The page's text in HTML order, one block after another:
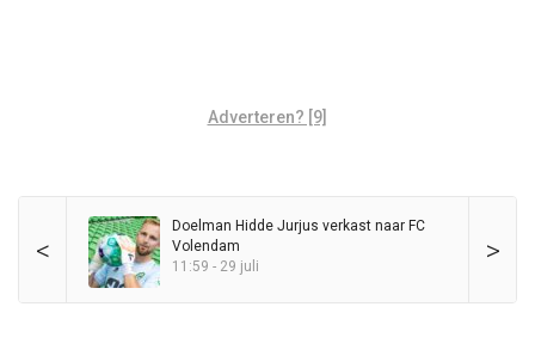
Adverteren? [9]
< >
Doelman Hidde Jurjus verkast naar FC
Volendam
11:59 - 29 juli